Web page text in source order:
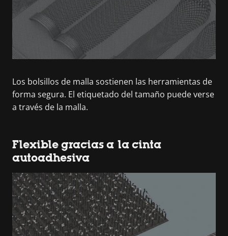
Los bolsillos de malla sostienen las herramientas de
forma segura. El etiquetado del tamaño puede verse
a través de la malla.
Flexible gracias a la cinta
autoadhesiva